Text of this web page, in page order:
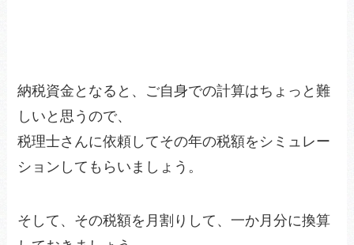
納税資金となると、ご自身での計算はちょっと難
しいと思うので、
税理士さんに依頼してその年の税額をシミュレー
ションしてもらいましょう。
そして、その税額を月割りして、一か月分に換算